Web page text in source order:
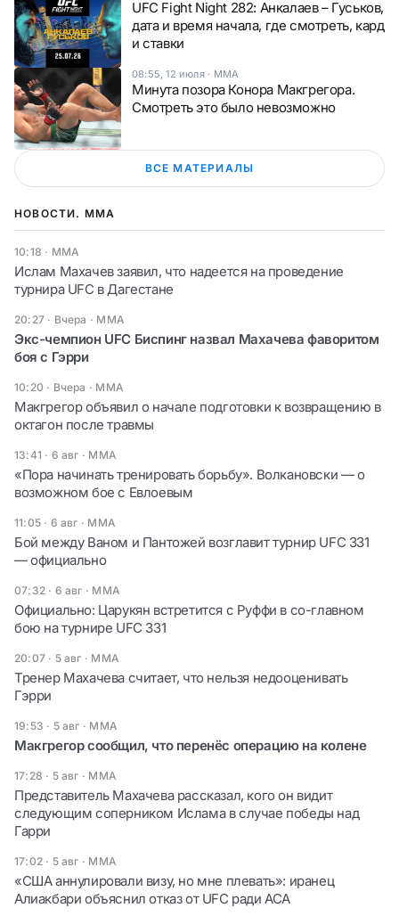
UFC Fight Night 282: Анкалаев – Гуськов,
дата и время начала, где смотреть, кард
и ставки
08:55, 12 июля· ММА
Минута позора Конора Макгрегора.
Смотреть это было невозможно
ВСЕ МАТЕРИАЛЫ
НОВОСТИ. ММА
10:18 · ММА
Ислам Махачев заявил, что надеется на проведение
турнира UFC в Дагестане
20:27 · Вчера · ММА
Экс-чемпион UFC Биспинг назвал Махачева фаворитом
боя с Гэрри
10:20 · Вчера · ММА
Макгрегор объявил о начале подготовки к возвращению в
октагон после травмы
13:41 · 6 авг · ММА
«Пора начинать тренировать борьбу». Волкановски — о
возможном бое с Евлоевым
11:05 · 6 авг · ММА
Бой между Ваном и Пантожей возглавит турнир UFC 331
— официально
07:32 · 6 авг · ММА
Официально: Царукян встретится с Руффи в со-главном
бою на турнире UFC 331
20:07 · 5 авг · ММА
Тренер Махачева считает, что нельзя недооценивать
Гэрри
19:53 · 5 авг · ММА
Макгрегор сообщил, что перенёс операцию на колене
17:28 · 5 авг · ММА
Представитель Махачева рассказал, кого он видит
следующим соперником Ислама в случае победы над
Гарри
17:02 · 5 авг · ММА
«США аннулировали визу, но мне плевать»: иранец
Алиакбари объяснил отказ от UFC ради ACA